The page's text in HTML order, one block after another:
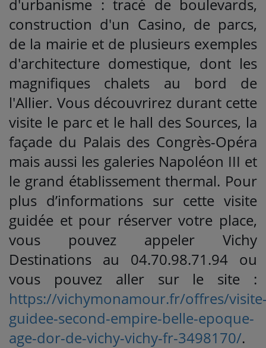
d'urbanisme : tracé de boulevards,
construction d'un Casino, de parcs,
de la mairie et de plusieurs exemples
d'architecture domestique, dont les
magnifiques chalets au bord de
l'Allier. Vous découvrirez durant cette
visite le parc et le hall des Sources, la
façade du Palais des Congrès-Opéra
mais aussi les galeries Napoléon III et
le grand établissement thermal. Pour
plus d’informations sur cette visite
guidée et pour réserver votre place,
vous pouvez appeler Vichy
Destinations au 04.70.98.71.94 ou
vous pouvez aller sur le site :
https://vichymonamour.fr/offres/
guidee-second-empire-belle-epoque-
age-dor-de-vichy-vichy-fr-3498170/.